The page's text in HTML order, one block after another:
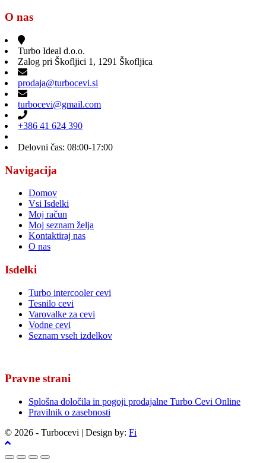
O nas
Turbo Ideal d.o.o.
Zalog pri Škofljici 1, 1291 Škofljica
prodaja@turbocevi.si
turbocevi@gmail.com
+386 41 624 390
Delovni čas: 08:00-17:00
Navigacija
Domov
Vsi Isdelki
Moj račun
Moj seznam želja
Kontaktiraj nas
O nas
Isdelki
Turbo intercooler cevi
Tesnilo cevi
Varovalke za cevi
Vodne cevi
Seznam vseh izdelkov
Pravne strani
Splošna določila in pogoji prodajalne Turbo Cevi Online
Pravilnik o zasebnosti
© 2026 - Turbocevi | Design by: Fi